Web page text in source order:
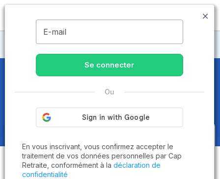
MENU
Maisons de retraite Rhône
Maisons de retraite et EHPAD
Taluyers (69440)
Obtenez le
comparatif des
établissementsadaptés à vos
critères en 3 minutes !
E-mail
Se connecter
Ou
En vous inscrivant, vous confirmez accepter le
traitement de vos données personnelles par Cap
Retraite, conformément à la déclaration de
confidentialité